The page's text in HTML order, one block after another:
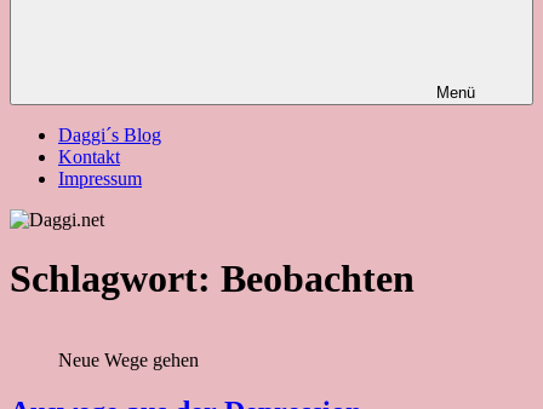
Menü
Daggi´s Blog
Kontakt
Impressum
Schlagwort: Beobachten
Neue Wege gehen